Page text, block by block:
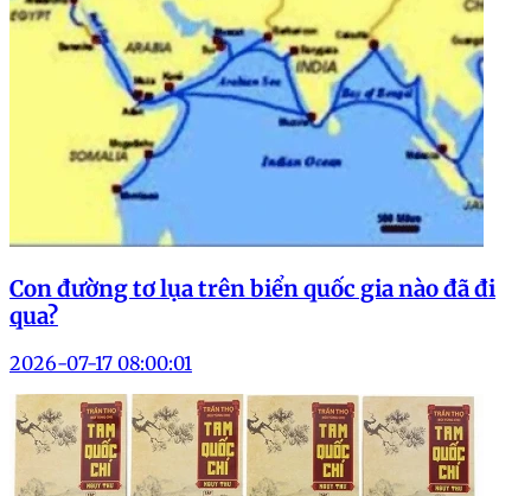
Con đường tơ lụa trên biển quốc gia nào đã đi
qua?
2026-07-17 08:00:01